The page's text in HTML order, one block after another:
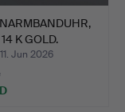
K GOLD.
Jun 2026